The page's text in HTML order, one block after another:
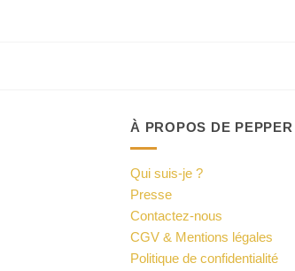
À PROPOS DE
Qui suis-je ?
Presse
Contactez-nous
CGV & Mentions légales
Politique de confidentialité